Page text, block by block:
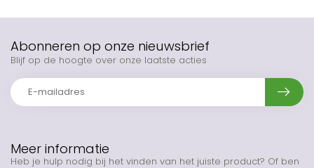
Meer informatie
Heb je hulp nodig bij het vinden van het juiste product? Of ben
Abonneren op onze nieuwsbrief
Blijf op de hoogte over onze laatste acties